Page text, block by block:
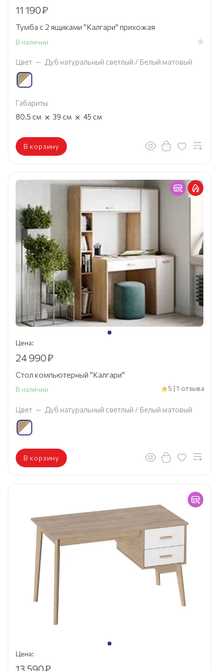
11 190₽
Тумба с 2 ящиками "Калгари" прихожая
В наличии
Цвет — Дуб натуральный светлый / Белый матовый
Габариты
80.5 см × 39 см × 45 см
В корзину
Цена:
24 990₽
Стол компьютерный "Калгари"
В наличии 5 | 1 отзыва
Цвет — Дуб натуральный светлый / Белый матовый
В корзину
Цена: